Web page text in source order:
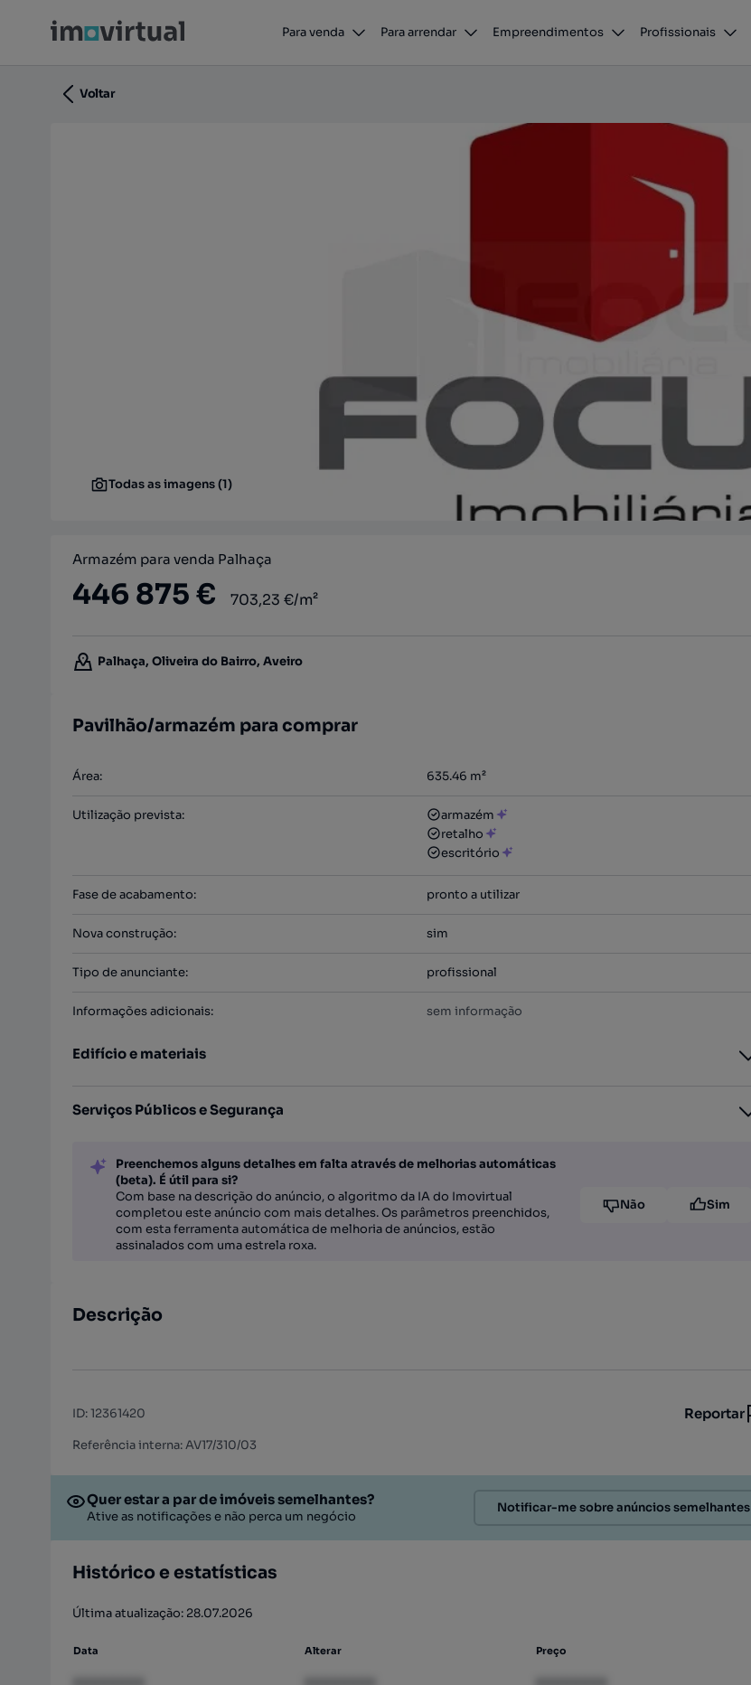
Para venda Para arrendar Empreendimentos Profissionais
Armazém para venda Palhaça
Palhaça, Oliveira do Bairro, Aveiro
Voltar
Todas as imagens (1)
Armazém para venda Palhaça
446 875 € 703,23 €/m²
Palhaça, Oliveira do Bairro, Aveiro
Pavilhão/armazém para comprar
Área: 635.46 m²
Utilização prevista:
armazém
retalho
escritório
Fase de acabamento: pronto a utilizar
Nova construção: sim
Tipo de anunciante: profissional
Informações adicionais: sem informação
Edifício e materiais
Serviços Públicos e Segurança
Preenchemos alguns detalhes em falta através de melhorias automáticas
(beta). É útil para si?
Com base na descrição do anúncio, o algoritmo da IA do Imovirtual
completou este anúncio com mais detalhes. Os parâmetros preenchidos,
com esta ferramenta automática de melhoria de anúncios, estão
assinalados com uma estrela roxa.
Não Sim
Descrição
ID:12361420 Reportar
Referência interna: AV17/310/03
Quer estar a par de imóveis semelhantes?
Ative as notificações e não perca um negócio
Notificar-me sobre anúncios semelhantes
Histórico e estatísticas
Última atualização: 28.07.2026
Data Alterar Preço